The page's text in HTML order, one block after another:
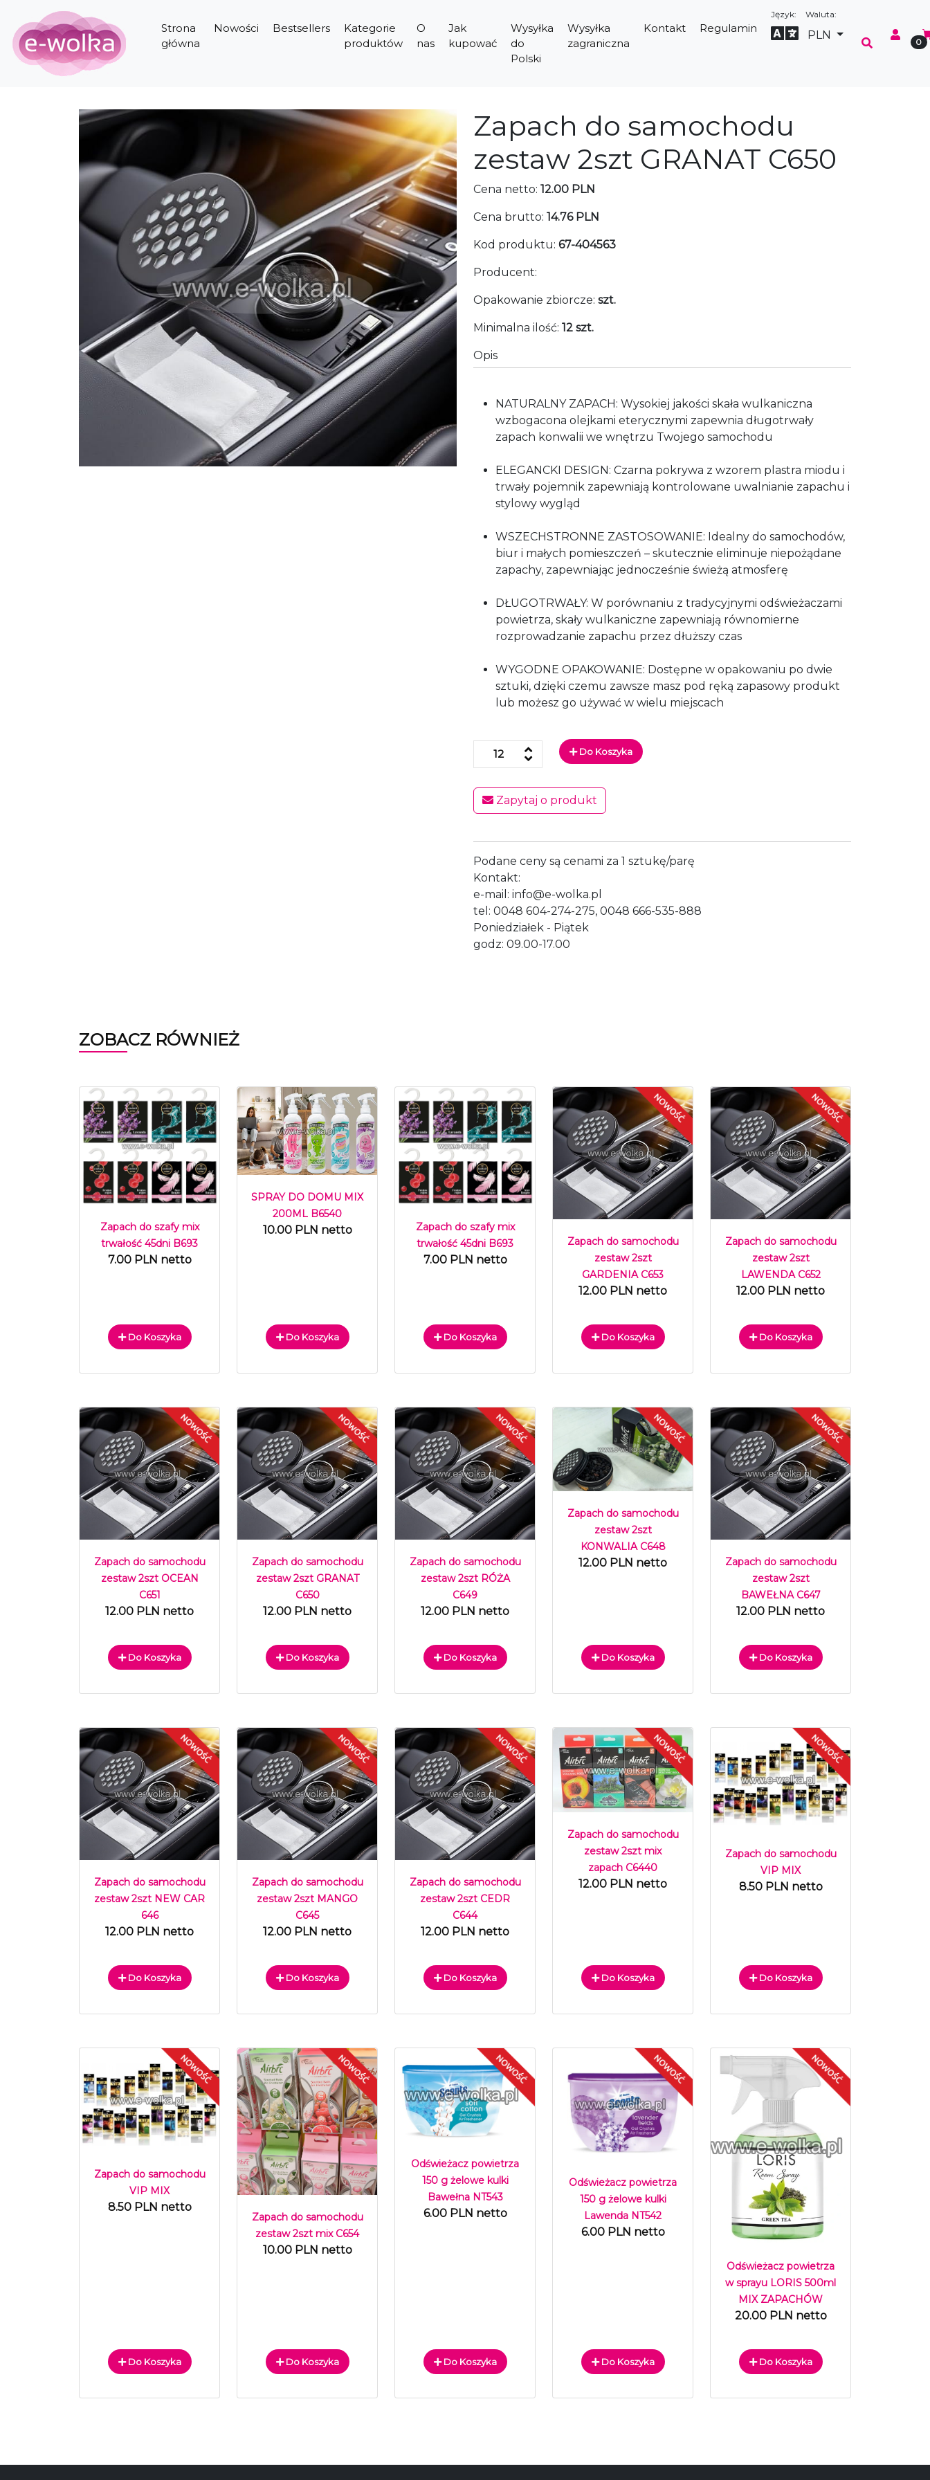
Strona
główna
Nowości Bestsellers
Kategorie
produktów
O
nas
Jak
kupować
Wysyłka
do
Polski
Wysyłka
zagraniczna
Kontakt Regulamin
Język:
Select Language
Waluta:
PLN
0
Zapach do samochodu
zestaw 2szt GRANAT C650
Cena netto: 12.00 PLN
Cena brutto: 14.76 PLN
Kod produktu: 67-404563
Producent:
Opakowanie zbiorcze: szt.
Minimalna ilość: 12 szt.
Opis
NATURALNY ZAPACH: Wysokiej jakości skała wulkaniczna
wzbogacona olejkami eterycznymi zapewnia długotrwały
zapach konwalii we wnętrzu Twojego samochodu
ELEGANCKI DESIGN: Czarna pokrywa z wzorem plastra miodu i
trwały pojemnik zapewniają kontrolowane uwalnianie zapachu i
stylowy wygląd
WSZECHSTRONNE ZASTOSOWANIE: Idealny do samochodów,
biur i małych pomieszczeń – skutecznie eliminuje niepożądane
zapachy, zapewniając jednocześnie świeżą atmosferę
DŁUGOTRWAŁY: W porównaniu z tradycyjnymi odświeżaczami
powietrza, skały wulkaniczne zapewniają równomierne
rozprowadzanie zapachu przez dłuższy czas
WYGODNE OPAKOWANIE: Dostępne w opakowaniu po dwie
sztuki, dzięki czemu zawsze masz pod ręką zapasowy produkt
lub możesz go używać w wielu miejscach
Do Koszyka
Zapytaj o produkt
Podane ceny są cenami za 1 sztukę/parę
Kontakt:
e-mail: info@e-wolka.pl
tel: 0048 604-274-275, 0048 666-535-888
Poniedziałek - Piątek
godz: 09.00-17.00
ZOBACZ RÓWNIEŻ
Zapach do szafy mix
trwałość 45dni B693
7.00 PLN netto
Do Koszyka
SPRAY DO DOMU MIX
200ML B6540
10.00 PLN netto
Do Koszyka
Zapach do szafy mix
trwałość 45dni B693
7.00 PLN netto
Do Koszyka
Zapach do samochodu
zestaw 2szt
GARDENIA C653
12.00 PLN netto
Do Koszyka
Zapach do samochodu
zestaw 2szt
LAWENDA C652
12.00 PLN netto
Do Koszyka
Zapach do samochodu
zestaw 2szt OCEAN
C651
12.00 PLN netto
Do Koszyka
Zapach do samochodu
zestaw 2szt GRANAT
C650
12.00 PLN netto
Do Koszyka
Zapach do samochodu
zestaw 2szt RÓŻA
C649
12.00 PLN netto
Do Koszyka
Zapach do samochodu
zestaw 2szt
KONWALIA C648
12.00 PLN netto
Do Koszyka
Zapach do samochodu
zestaw 2szt
BAWEŁNA C647
12.00 PLN netto
Do Koszyka
Zapach do samochodu
zestaw 2szt NEW CAR
646
12.00 PLN netto
Do Koszyka
Zapach do samochodu
zestaw 2szt MANGO
C645
12.00 PLN netto
Do Koszyka
Zapach do samochodu
zestaw 2szt CEDR
C644
12.00 PLN netto
Do Koszyka
Zapach do samochodu
zestaw 2szt mix
zapach C6440
12.00 PLN netto
Do Koszyka
Zapach do samochodu
VIP MIX
8.50 PLN netto
Do Koszyka
Zapach do samochodu
VIP MIX
8.50 PLN netto
Do Koszyka
Zapach do samochodu
zestaw 2szt mix C654
10.00 PLN netto
Do Koszyka
Odświeżacz powietrza
150 g żelowe kulki
Bawełna NT543
6.00 PLN netto
Do Koszyka
Odświeżacz powietrza
150 g żelowe kulki
Lawenda NT542
6.00 PLN netto
Do Koszyka
Odświeżacz powietrza
w sprayu LORIS 500ml
MIX ZAPACHÓW
20.00 PLN netto
Do Koszyka